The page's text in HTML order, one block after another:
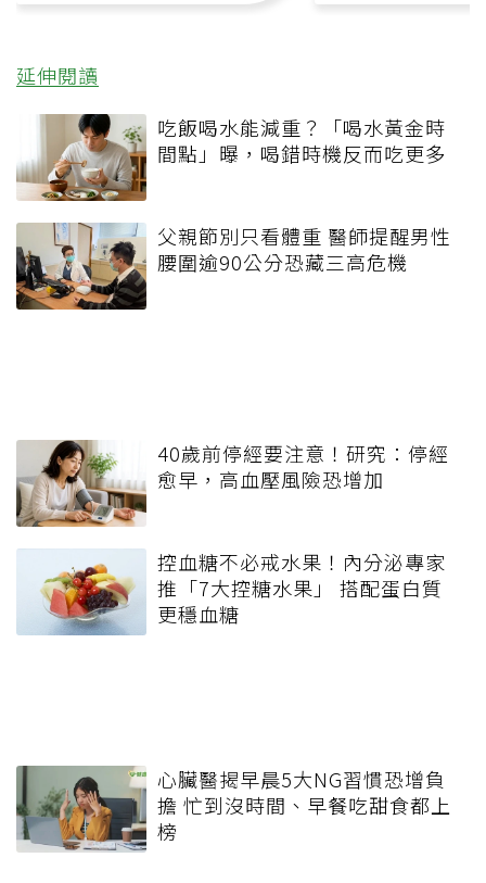
延伸閱讀
吃飯喝水能減重？「喝水黃金時
間點」曝，喝錯時機反而吃更多
父親節別只看體重 醫師提醒男性
腰圍逾90公分恐藏三高危機
40歲前停經要注意！研究：停經
愈早，高血壓風險恐增加
控血糖不必戒水果！內分泌專家
推「7大控糖水果」 搭配蛋白質
更穩血糖
心臟醫揭早晨5大NG習慣恐增負
擔 忙到沒時間、早餐吃甜食都上
榜